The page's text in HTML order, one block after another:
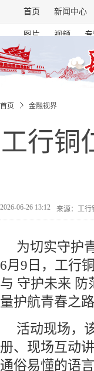
首页 新闻中心
图片 视频
首页 金融视界
工行铜
2026-06-26 13:12 来源：工行
为切实守护
6月9日，工行
与 守护未来 防
量护航青春之
活动现场，
册、现场互动
通俗易懂的语